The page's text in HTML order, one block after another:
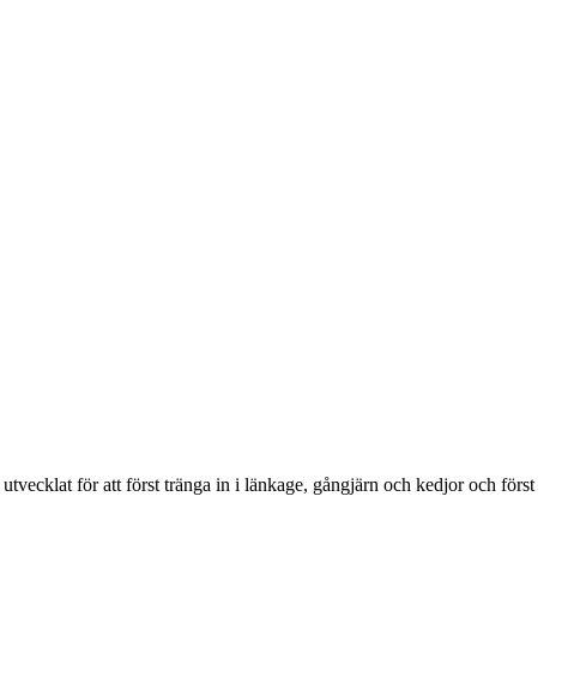
för att först tränga in i länkage, gångjärn och kedjor och först